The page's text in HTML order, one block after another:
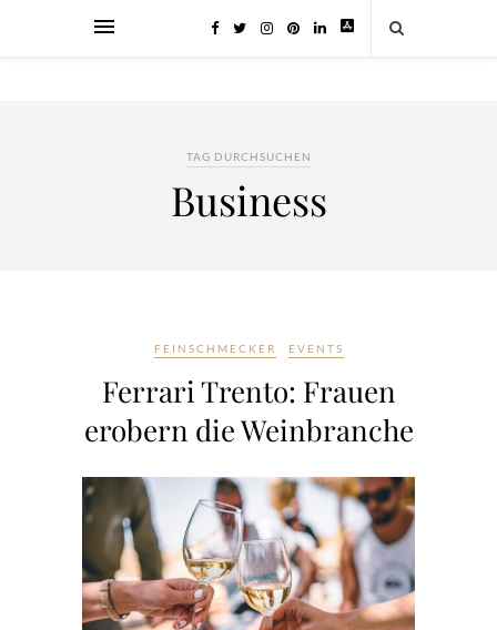
TAG DURCHSUCHEN
Business
FEINSCHMECKER EVENTS
Ferrari Trento: Frauen
erobern die Weinbranche